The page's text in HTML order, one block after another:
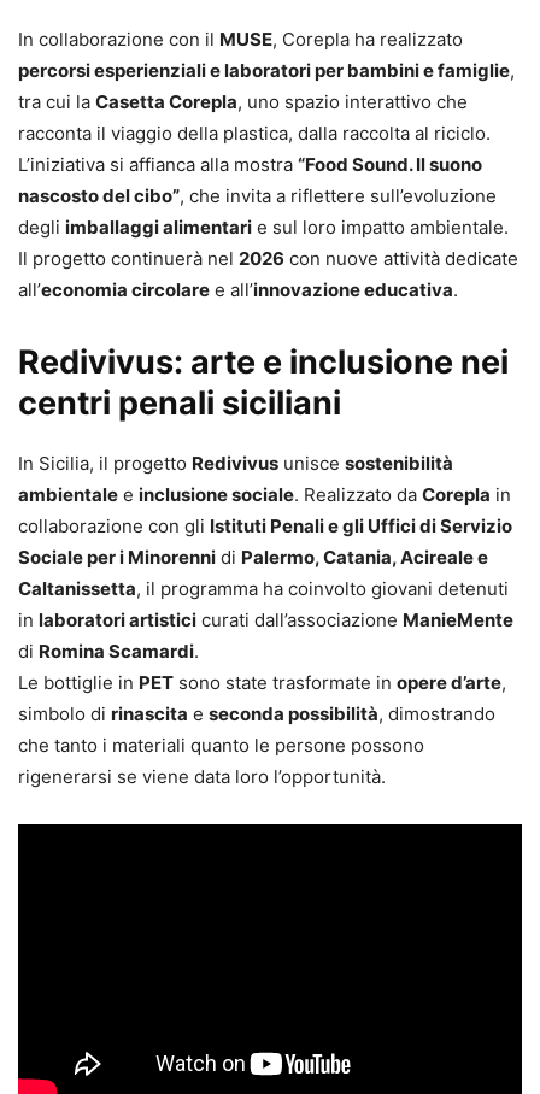
In collaborazione con il MUSE, Corepla ha realizzato
percorsi esperienziali e laboratori per bambini e famiglie,
tra cui la Casetta Corepla, uno spazio interattivo che
racconta il viaggio della plastica, dalla raccolta al riciclo.
L’iniziativa si affianca alla mostra “Food Sound. Il suono
nascosto del cibo”, che invita a riflettere sull’evoluzione
degli imballaggi alimentari e sul loro impatto ambientale.
Il progetto continuerà nel 2026 con nuove attività dedicate
all’economia circolare e all’innovazione educativa.
Redivivus: arte e inclusione nei
centri penali siciliani
In Sicilia, il progetto Redivivus unisce sostenibilità
ambientale e inclusione sociale. Realizzato da Corepla in
collaborazione con gli Istituti Penali e gli Uffici di Servizio
Sociale per i Minorenni di Palermo, Catania, Acireale e
Caltanissetta, il programma ha coinvolto giovani detenuti
in laboratori artistici curati dall’associazione ManieMente
di Romina Scamardi.
Le bottiglie in PET sono state trasformate in opere d’arte,
simbolo di rinascita e seconda possibilità, dimostrando
che tanto i materiali quanto le persone possono
rigenerarsi se viene data loro l’opportunità.